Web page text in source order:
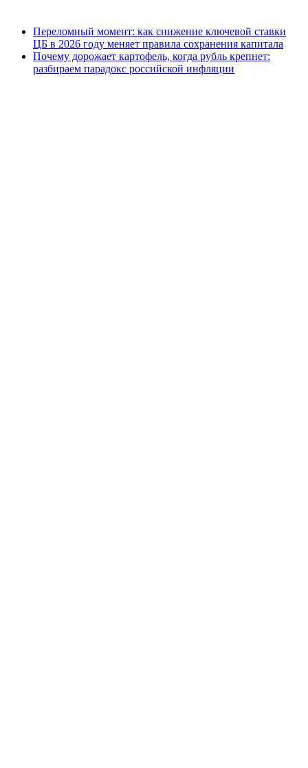
Переломный момент: как снижение ключевой ставки
ЦБ в 2026 году меняет правила сохранения капитала
Почему дорожает картофель, когда рубль крепнет:
разбираем парадокс российской инфляции